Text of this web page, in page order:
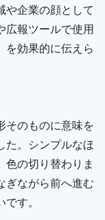
や企業の顔として
広報ツールで使用
を効果的に伝えら
そのものに意味を
た。シンプルなほ
色の切り替わりま
ぎながら前へ進む
す。